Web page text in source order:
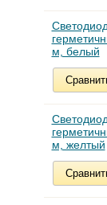
м, белый
м, желтый